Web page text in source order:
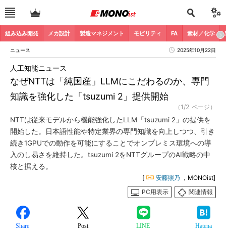
組み込み開発 メカ設計 製造マネジメント モビリティ FA 素材／化学
ニュース 2025年10月22日
なぜNTTは「純国産」LLMにこだわるのか、専門
知識を強化した「tsuzumi 2」提供開始
人工知能ニュース
（1/2 ページ）
NTTは従来モデルから機能強化したLLM「tsuzumi 2」の提供を
開始した。日本語性能や特定業界の専門知識を向上しつつ、引き
続き1GPUでの動作を可能にすることでオンプレミス環境への導
入のし易さを維持した。tsuzumi 2をNTTグループのAI戦略の中
核と据える。
[ 安藤照乃 ，MONOist]
PC用表示
関連情報
Share Post LINE Hatena